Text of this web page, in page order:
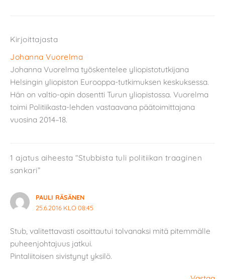
Kirjoittajasta
Johanna Vuorelma
Johanna Vuorelma työskentelee yliopistotutkijana
Helsingin yliopiston Eurooppa-tutkimuksen keskuksessa.
Hän on valtio-opin dosentti Turun yliopistossa. Vuorelma
toimi Politiikasta-lehden vastaavana päätoimittajana
vuosina 2014–18.
1 ajatus aiheesta “Stubbista tuli politiikan traaginen
sankari”
PAULI RÄSÄNEN
25.6.2016 KLO 08:45
Stub, valitettavasti osoittautui tolvanaksi mitä pitemmälle
puheenjohtajuus jatkui.
Pintaliitoisen sivistynyt yksilö.